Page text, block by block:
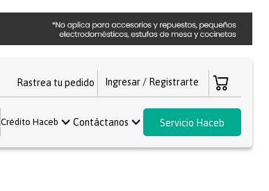
Rastrea tu pedido
Crédito Haceb Contáctanos Servicio Haceb